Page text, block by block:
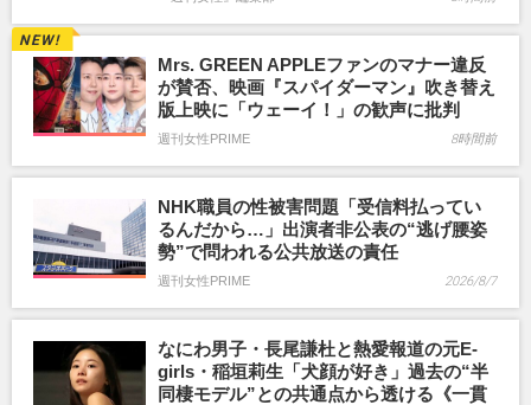
Mrs. GREEN APPLEファンのマナー違反
が賛否、映画『スパイダーマン』吹き替え
版上映に「ウェーイ！」の歓声に批判
週刊女性PRIME 8時間前
NHK職員の性被害問題「受信料払ってい
るんだから…」出演者非公表の“逃げ腰姿
勢”で問われる公共放送の責任
週刊女性PRIME 2026/8/7
なにわ男子・長尾謙杜と熱愛報道の元E-
girls・稲垣莉生「犬顔が好き」過去の“半
同棲モデル”との共通点から透ける《一貫